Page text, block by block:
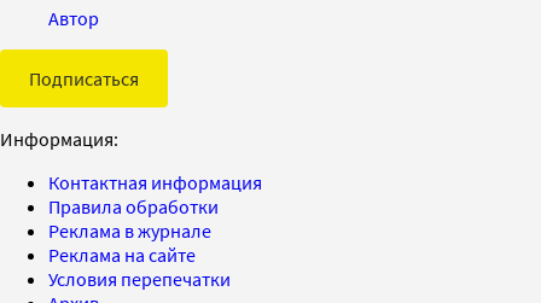
Автор
Подписаться
Информация:
Контактная информация
Правила обработки
Реклама в журнале
Реклама на сайте
Условия перепечатки